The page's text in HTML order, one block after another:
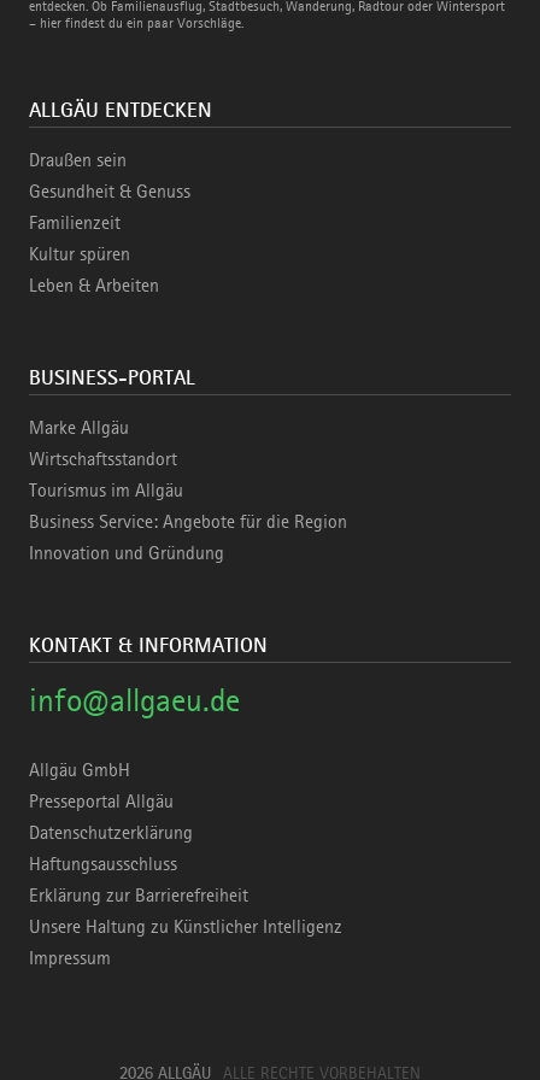
entdecken. Ob Familienausflug, Stadtbesuch, Wanderung, Radtour oder Wintersport
– hier findest du ein paar Vorschläge.
Bahn
ALLGÄU ENTDECKEN
Draußen sein
Gesundheit & Genuss
Familienzeit
Kultur spüren
Leben & Arbeiten
BUSINESS-PORTAL
Marke Allgäu
Wirtschaftsstandort
Tourismus im Allgäu
Business Service: Angebote für die Region
Innovation und Gründung
KONTAKT & INFORMATION
info@allgaeu.de
Allgäu GmbH
Presseportal Allgäu
Datenschutzerklärung
Haftungsausschluss
Erklärung zur Barrierefreiheit
Unsere Haltung zu Künstlicher Intelligenz
Impressum
2026 ALLGÄU ALLE RECHTE VORBEHALTEN